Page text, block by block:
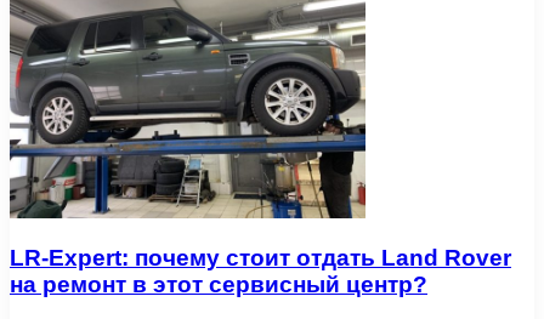
LR-Expert: почему стоит отдать Land Rover
на ремонт в этот сервисный центр?